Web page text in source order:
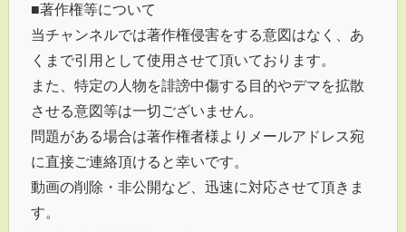
■著作権等について
当チャンネルでは著作権侵害をする意図はなく、あ
くまで引用として使用させて頂いております。
また、特定の人物を誹謗中傷する目的やデマを拡散
させる意図等は一切ございません。
問題がある場合は著作権者様よりメールアドレス宛
に直接ご連絡頂けると幸いです。
動画の削除・非公開など、迅速に対応させて頂きま
す。